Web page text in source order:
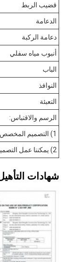
قضيب الربط
الدعامة
دعامة الركبة
أنبوب مياه سفلي
الباب
النوافذ
التعبئة
الرسم والاقتباس:
1) التصميم المخصص مرحب به
2) يمكننا عمل التصميم والاقتباس وفقًا لمتطلباتك أو رسمك
شهادات